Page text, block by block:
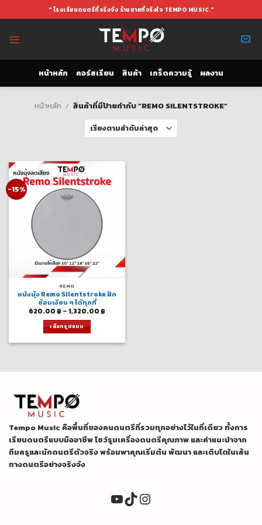
to
" โรงเรียนดนตรีที่จริงจัง ร้านขายที่จริงใจ TEMPO MUSIC "
หน้าหลัก คอร์สเรียน สินค้า เกร็ดความรู้ ผลงาน
หน้าหลัก / สินค้าที่มีป้ายกำกับ “REMO SILENTSTROKE”
-15%
REMO
หนังมุ้ง Remo Silentstroke ฝึก
ซ้อมเงียบ ๆ ได้ทุกที่
620.00 ฿ –1,320.00 ฿
เลือกรูปแบบ
product
options
may
chosen
on
the
product
page
Tempo Music คือพื้นที่ของคนดนตรีที่รวมทุกอย่างไว้ในที่เดียว ทั้งการ
เรียนดนตรีแบบมืออาชีพ โชว์รูมเครื่องดนตรีคุณภาพ และคำแนะนำจาก
ทีมครูและนักดนตรีตัวจริง พร้อมพาคุณเริ่มต้น พัฒนา และเติบโตในเส้น
ทางดนตรีอย่างจริงจัง
YouTube
TikTok
Instagram